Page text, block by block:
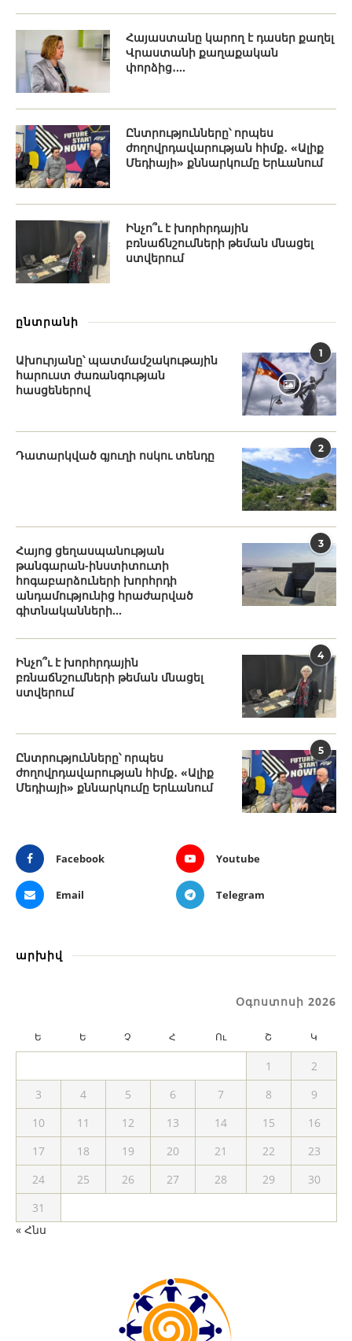
Հայաստանը կարող է դասեր քաղել
Վրաստանի քաղաքական
փորձից․...
Ընտրությունները՝ որպես
ժողովրդավարության հիմք․ «Ալիք
Մեդիայի» քննարկումը Երևանում
Ինչո՞ւ է խորհրդային
բռնաճնշումների թեման մնացել
ստվերում
ընտրանի
1
Ախուրյանը՝ պատմամշակութային
հարուստ ժառանգության
հասցեներով
2
Դատարկված գյուղի ոսկու տենդը
3
Հայոց ցեղասպանության
թանգարան-ինստիտուտի
հոգաբարձուների խորհրդի
անդամությունից հրաժարված
գիտնականների...
4
Ինչո՞ւ է խորհրդային
բռնաճնշումների թեման մնացել
ստվերում
5
Ընտրությունները՝ որպես
ժողովրդավարության հիմք․ «Ալիք
Մեդիայի» քննարկումը Երևանում
Facebook Youtube
Email Telegram
արխիվ
Օգոստոսի 2026
Ե Ե Չ Հ Ու Շ Կ
1
2
3
4 5 6 7 8
9
10
11 12 13 14 15
16
17
18 19 20 21 22
23
24
25 26 27 28 29
30
31
« Հնս